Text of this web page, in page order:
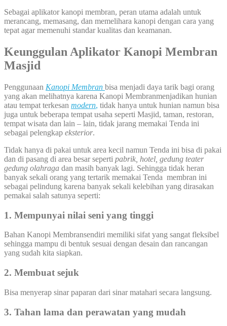
Sebagai aplikator kanopi membran, peran utama adalah untuk
merancang, memasang, dan memelihara kanopi dengan cara yang
tepat agar memenuhi standar kualitas dan keamanan.
Keunggulan Aplikator Kanopi Membran
Masjid
Penggunaan Kanopi Membran bisa menjadi daya tarik bagi orang
yang akan melihatnya karena Kanopi Membranmenjadikan hunian
atau tempat terkesan modern, tidak hanya untuk hunian namun bisa
juga untuk beberapa tempat usaha seperti Masjid, taman, restoran,
tempat wisata dan lain – lain, tidak jarang memakai Tenda ini
sebagai pelengkap eksterior.
Tidak hanya di pakai untuk area kecil namun Tenda ini bisa di pakai
dan di pasang di area besar seperti pabrik, hotel, gedung teater
gedung olahraga dan masih banyak lagi. Sehingga tidak heran
banyak sekali orang yang tertarik memakai Tenda membran ini
sebagai pelindung karena banyak sekali kelebihan yang dirasakan
pemakai salah satunya seperti:
1. Mempunyai nilai seni yang tinggi
Bahan Kanopi Membransendiri memiliki sifat yang sangat fleksibel
sehingga mampu di bentuk sesuai dengan desain dan rancangan
yang sudah kita siapkan.
2. Membuat sejuk
Bisa menyerap sinar paparan dari sinar matahari secara langsung.
3. Tahan lama dan perawatan yang mudah